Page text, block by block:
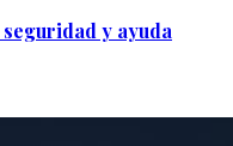
y ayuda